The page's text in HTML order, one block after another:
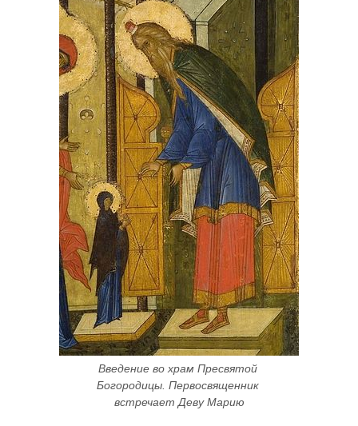
Введение во храм Пресвятой
Богородицы. Первосвященник
встречает Деву Марию